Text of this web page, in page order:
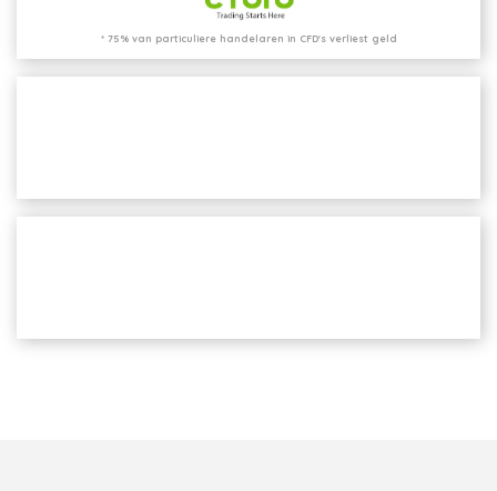
* 75% van particuliere handelaren in CFD's verliest geld